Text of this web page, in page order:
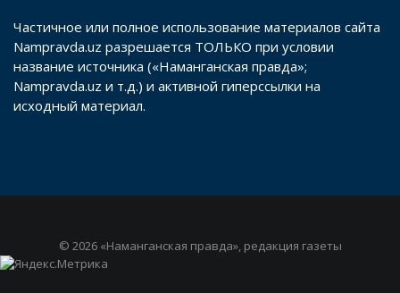
Частичное или полное использование материалов сайта
Nampravda.uz разрешается ТОЛЬКО при условии
название источника («Наманганская правда»;
Nampravda.uz и т.д.) и активной гиперссылки на
исходный материал.
© 2026 «Наманганская правда», редакция газеты